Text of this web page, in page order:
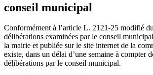
conseil municipal
Conformément à l’article L. 2121-25 modifié
délibérations examinées par le conseil
la mairie et publiée sur le site internet de la
existe, dans un délai d’une semaine à compter
délibérations par le conseil municipal.